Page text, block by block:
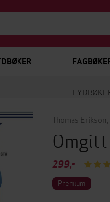
Thomas Erikson
299,-
Premium